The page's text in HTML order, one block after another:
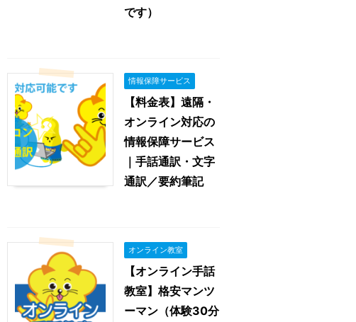
です）
情報保障サービス
【料金表】遠隔・
オンライン対応の
情報保障サービス
｜手話通訳・文字
通訳／要約筆記
オンライン教室
【オンライン手話
教室】格安マンツ
ーマン（体験30分